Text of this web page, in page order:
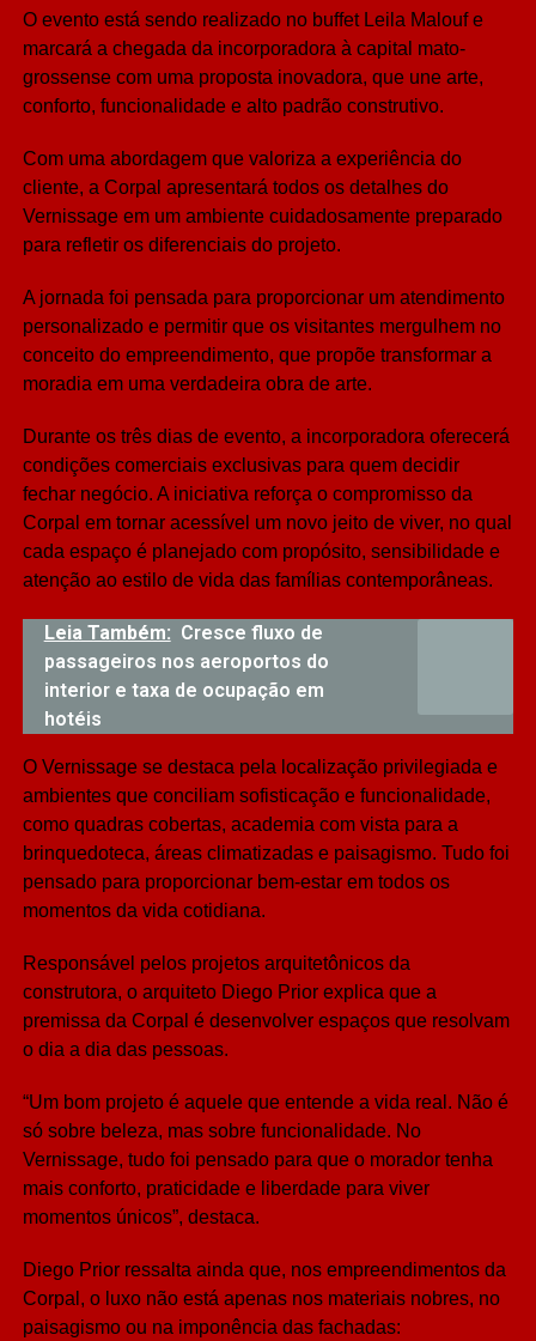
O evento está sendo realizado no buffet Leila Malouf e
marcará a chegada da incorporadora à capital mato-
grossense com uma proposta inovadora, que une arte,
conforto, funcionalidade e alto padrão construtivo.
Com uma abordagem que valoriza a experiência do
cliente, a Corpal apresentará todos os detalhes do
Vernissage em um ambiente cuidadosamente preparado
para refletir os diferenciais do projeto.
A jornada foi pensada para proporcionar um atendimento
personalizado e permitir que os visitantes mergulhem no
conceito do empreendimento, que propõe transformar a
moradia em uma verdadeira obra de arte.
Durante os três dias de evento, a incorporadora oferecerá
condições comerciais exclusivas para quem decidir
fechar negócio. A iniciativa reforça o compromisso da
Corpal em tornar acessível um novo jeito de viver, no qual
cada espaço é planejado com propósito, sensibilidade e
atenção ao estilo de vida das famílias contemporâneas.
Leia Também: Cresce fluxo de
passageiros nos aeroportos do
interior e taxa de ocupação em
hotéis
O Vernissage se destaca pela localização privilegiada e
ambientes que conciliam sofisticação e funcionalidade,
como quadras cobertas, academia com vista para a
brinquedoteca, áreas climatizadas e paisagismo. Tudo foi
pensado para proporcionar bem-estar em todos os
momentos da vida cotidiana.
Responsável pelos projetos arquitetônicos da
construtora, o arquiteto Diego Prior explica que a
premissa da Corpal é desenvolver espaços que resolvam
o dia a dia das pessoas.
“Um bom projeto é aquele que entende a vida real. Não é
só sobre beleza, mas sobre funcionalidade. No
Vernissage, tudo foi pensado para que o morador tenha
mais conforto, praticidade e liberdade para viver
momentos únicos”, destaca.
Diego Prior ressalta ainda que, nos empreendimentos da
Corpal, o luxo não está apenas nos materiais nobres, no
paisagismo ou na imponência das fachadas: